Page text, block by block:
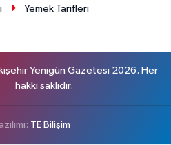
Yemek Tarifleri
Yenigün Gazetesi 2026. Her
hakkı saklıdır.
TE Bilişim